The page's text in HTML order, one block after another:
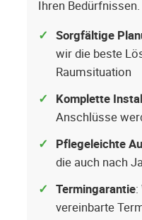
Ihren Bedürfnissen.
Sorgfältige
wir die beste
Raumsituation
Komplette
Anschlüsse
Pflegeleichte
die auch nach
Termingarantie:
vereinbarte